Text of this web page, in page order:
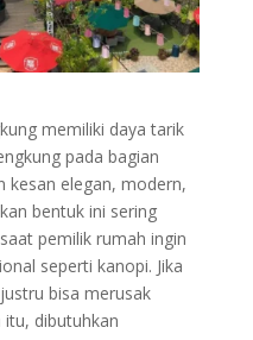
memiliki daya tarik
pada bagian
kesan elegan, modern,
bentuk ini sering
pemilik rumah ingin
seperti kanopi. Jika
bisa merusak
itu, dibutuhkan